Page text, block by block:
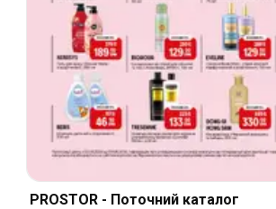
PROSTOR - Поточний каталог